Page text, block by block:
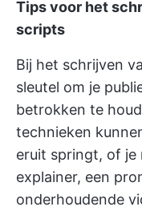
Tips voor het
scripts
Bij het schrijven
sleutel om je
betrokken te
technieken
eruit springt, of je
explainer, een
onderhoudende